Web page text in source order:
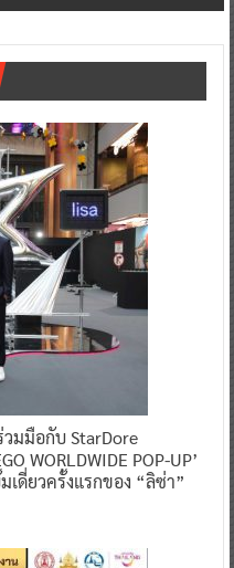
มมือกับ StarDore
WORLDWIDE POP-UP’
ดี่ยวครั้งแรกของ “ลิซ่า”